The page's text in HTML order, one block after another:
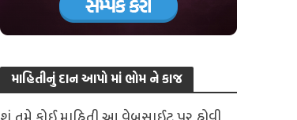
માહિતીનું દાન આપો માં ભોમ ને કાજ